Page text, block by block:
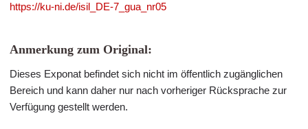
https://ku-ni.de/isil_DE-7_gua_nr05
Anmerkung zum Original:
Dieses Exponat befindet sich nicht im öffentlich zugänglichen
Bereich und kann daher nur nach vorheriger Rücksprache zur
Verfügung gestellt werden.